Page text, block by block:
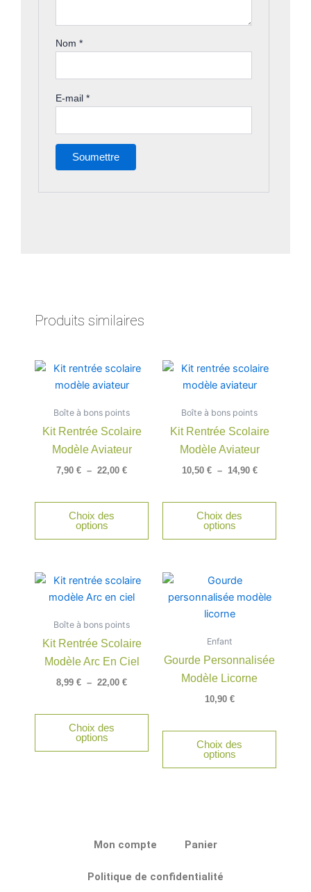
Nom*
E-mail*
Produits similaires
Boîte à bons points
Kit Rentrée Scolaire
Modèle Aviateur
7,90 € – 22,00 €
Plage
prix :
à
22,00 €
Choix des
options
plusieurs
variations.
options
être
produit
Boîte à bons points
Kit Rentrée Scolaire
Modèle Aviateur
10,50 € – 14,90 €
Plage
à
14,90 €
Choix des
options
être
Boîte à bons points
Kit Rentrée Scolaire
Modèle Arc En Ciel
8,99 € – 22,00 €
Plage
prix :
à
22,00 €
Choix des
options
produit
Les
options
être
choisies
Enfant
Gourde Personnalisée
Modèle Licorne
10,90 €
Choix des
options
Mon compte Panier
Politique de confidentialité